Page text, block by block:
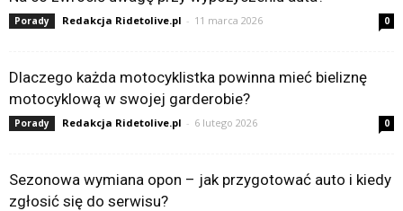
Porady Redakcja Ridetolive.pl - 11 marca 2026 0
Dlaczego każda motocyklistka powinna mieć bieliznę
motocyklową w swojej garderobie?
Porady Redakcja Ridetolive.pl - 6 lutego 2026 0
Sezonowa wymiana opon – jak przygotować auto i kiedy
zgłosić się do serwisu?